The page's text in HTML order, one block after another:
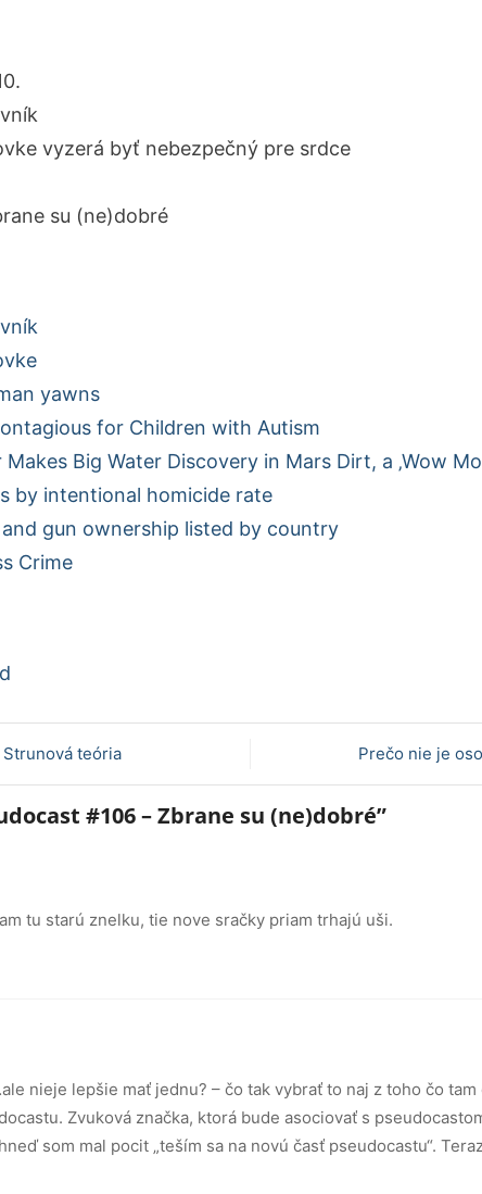
vyzerá byť nebezpečný pre srdce
su (ne)dobré
yawns
for Children with Autism
Big Water Discovery in Mars Dirt, a ‚Wow
by intentional homicide rate
gun ownership listed by country
Crime
Strunová teória Prečo nie je
#106 – Zbrane su (ne)dobré”
tu starú znelku, tie nove sračky priam trhajú uši.
nieje lepšie mať jednu? – čo tak vybrať to naj z toho čo
Zvuková značka, ktorá bude asociovať s
som mal pocit „teším sa na novú časť pseudocastu“.